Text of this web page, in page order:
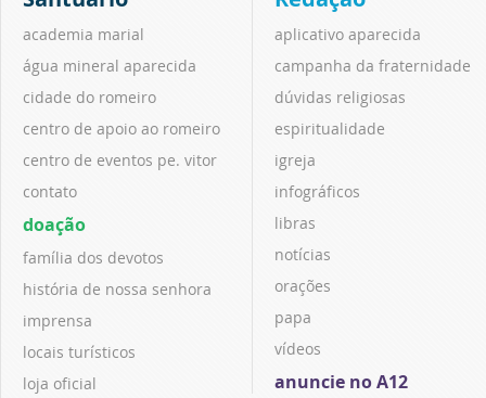
academia marial
água mineral aparecida
cidade do romeiro
centro de apoio ao romeiro
centro de eventos pe. vitor
contato
doação
família dos devotos
história de nossa senhora
imprensa
locais turísticos
loja oficial
aplicativo aparecida
campanha da fraternidade
dúvidas religiosas
espiritualidade
igreja
infográficos
libras
notícias
orações
papa
vídeos
anuncie no A12